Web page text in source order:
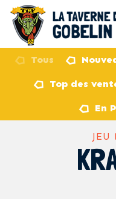
Tous
Top des
En
JEU